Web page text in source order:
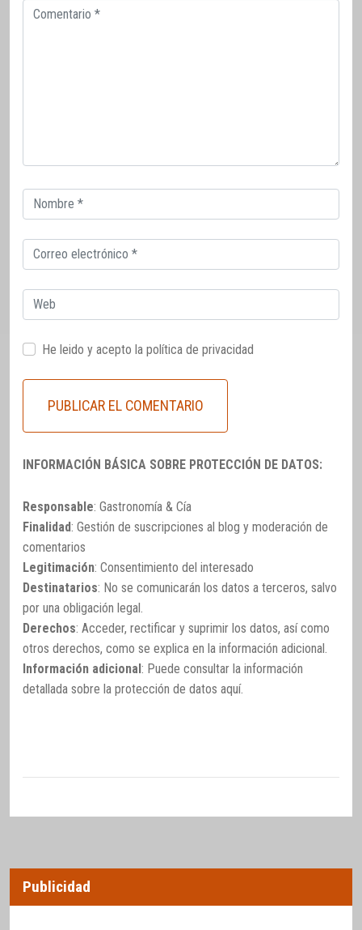
Comentario
Correo
electrónico
Correo
electrónico
Web
He leido y acepto la política de privacidad
INFORMACIÓN BÁSICA SOBRE PROTECCIÓN DE DATOS:
Responsable: Gastronomía & Cía
Finalidad: Gestión de suscripciones al blog y moderación de
comentarios
Legitimación: Consentimiento del interesado
Destinatarios: No se comunicarán los datos a terceros, salvo
por una obligación legal.
Derechos: Acceder, rectificar y suprimir los datos, así como
otros derechos, como se explica en la información adicional.
Información adicional : Puede consultar la información
detallada sobre la protección de datos aquí.
Publicidad